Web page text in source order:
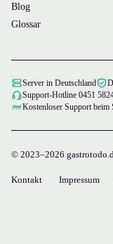
Blog
Glossar
Server in Deutschland
Support-Hotline 0451
Kostenloser Support beim
© 2023–2026
Kontakt Impressum